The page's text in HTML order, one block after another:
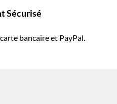
Sécurisé
bancaire et PayPal.